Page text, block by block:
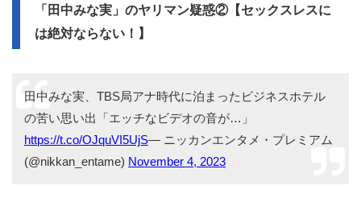
「田中みな実」のヤリマン疑惑②【セックスレスに
は絶対ならない！】
田中みな実、TBS局アナ時代に泊まったビジネスホテル
の苦い思い出「エッチなビデオの音が…」
https://t.co/OJquVI5UjS— ニッカンエンタメ・プレミアム
(@nikkan_entame) November 4, 2023